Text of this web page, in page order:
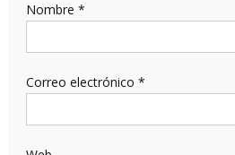
Nombre *
Correo electrónico *